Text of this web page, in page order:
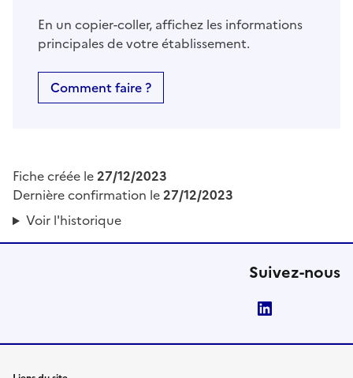
En un copier-coller, affichez les informations
principales de votre établissement.
Comment faire ?
Fiche créée le27/12/2023
Dernière confirmation le27/12/2023
Voir l'historique
Suivez-nous